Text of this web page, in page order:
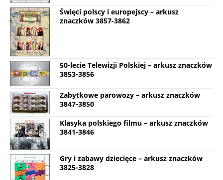
Święci polscy i europejscy – arkusz
znaczków 3857-3862
50-lecie Telewizji Polskiej – arkusz znaczków
3853-3856
Zabytkowe parowozy – arkusz znaczków
3847-3850
Klasyka polskiego filmu – arkusz znaczków
3841-3846
Gry i zabawy dziecięce – arkusz znaczków
3825-3828